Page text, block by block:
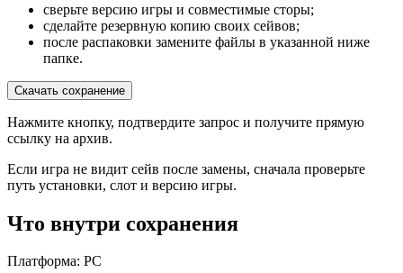
сверьте версию игры и совместимые сторы;
сделайте резервную копию своих сейвов;
после распаковки замените файлы в указанной ниже
папке.
Скачать сохранение
Нажмите кнопку, подтвердите запрос и получите прямую
ссылку на архив.
Если игра не видит сейв после замены, сначала проверьте
путь установки, слот и версию игры.
Что внутри сохранения
Платформа: PC